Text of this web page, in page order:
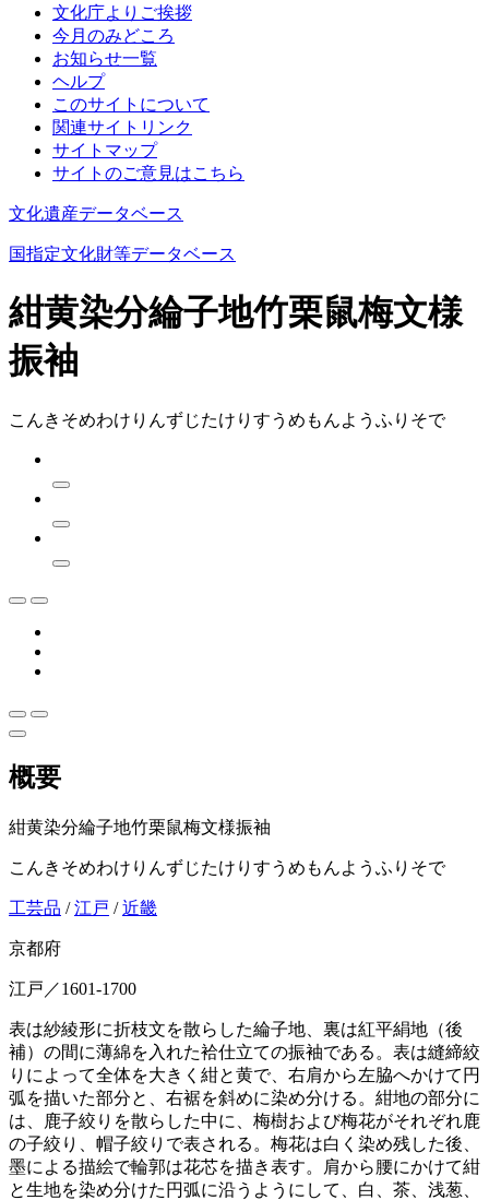
文化庁よりご挨拶
今月のみどころ
お知らせ一覧
ヘルプ
このサイトについて
関連サイトリンク
サイトマップ
サイトのご意見はこちら
文化遺産データベース
国指定文化財等データベース
紺黄染分綸子地竹栗鼠梅文様
振袖
こんきそめわけりんずじたけりすうめもんようふりそで
概要
紺黄染分綸子地竹栗鼠梅文様振袖
こんきそめわけりんずじたけりすうめもんようふりそで
工芸品 /江戸 /近畿
京都府
江戸／1601-1700
表は紗綾形に折枝文を散らした綸子地、裏は紅平絹地（後
補）の間に薄綿を入れた袷仕立ての振袖である。表は縫締絞
りによって全体を大きく紺と黄で、右肩から左脇へかけて円
弧を描いた部分と、右裾を斜めに染め分ける。紺地の部分に
は、鹿子絞りを散らした中に、梅樹および梅花がそれぞれ鹿
の子絞り、帽子絞りで表される。梅花は白く染め残した後、
墨による描絵で輪郭は花芯を描き表す。肩から腰にかけて紺
と生地を染め分けた円弧に沿うようにして、白、茶、浅葱、